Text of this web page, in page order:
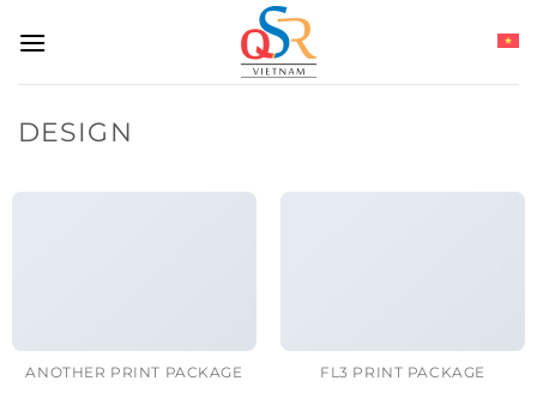
DESIGN
ANOTHER PRINT PACKAGE FL3 PRINT PACKAGE